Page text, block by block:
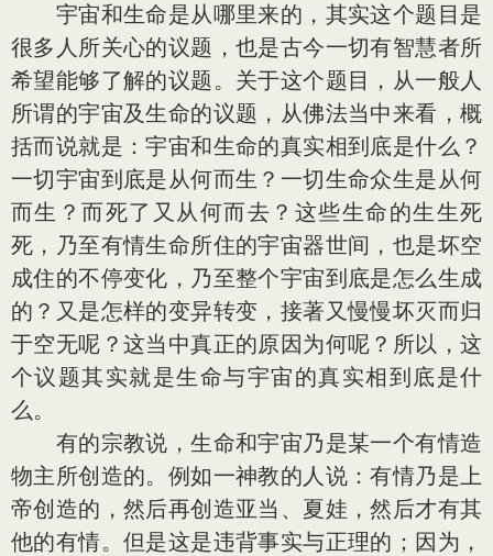
宇宙和生命是从哪里来的，其实这个题目是
很多人所关心的议题，也是古今一切有智慧者所
希望能够了解的议题。关于这个题目，从一般人
所谓的宇宙及生命的议题，从佛法当中来看，概
括而说就是：宇宙和生命的真实相到底是什么？
一切宇宙到底是从何而生？一切生命众生是从何
而生？而死了又从何而去？这些生命的生生死
死，乃至有情生命所住的宇宙器世间，也是坏空
成住的不停变化，乃至整个宇宙到底是怎么生成
的？又是怎样的变异转变，接著又慢慢坏灭而归
于空无呢？这当中真正的原因为何呢？所以，这
个议题其实就是生命与宇宙的真实相到底是什
么。
有的宗教说，生命和宇宙乃是某一个有情造
物主所创造的。例如一神教的人说：有情乃是上
帝创造的，然后再创造亚当、夏娃，然后才有其
他的有情。但是这是违背事实与正理的；因为，